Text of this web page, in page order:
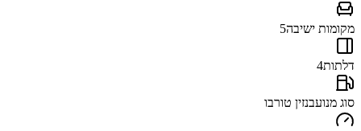
מקומות ישיבה5
דלתות4
סוג מנועבנזין טורבו